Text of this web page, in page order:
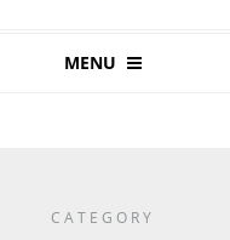
MENU
CATEGORY